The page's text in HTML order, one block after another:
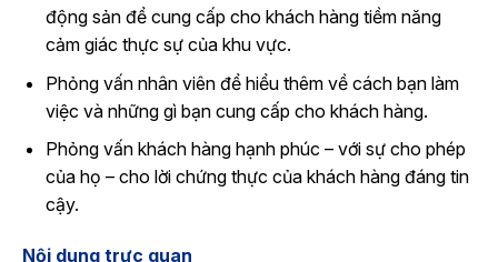
động sản để cung cấp cho khách hàng tiềm năng
cảm giác thực sự của khu vực.
Phỏng vấn nhân viên để hiểu thêm về cách bạn làm
việc và những gì bạn cung cấp cho khách hàng.
Phỏng vấn khách hàng hạnh phúc – với sự cho phép
của họ – cho lời chứng thực của khách hàng đáng tin
cậy.
Nội dung trực quan